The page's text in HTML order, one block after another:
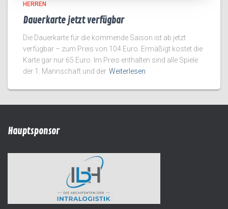
HERREN
Dauerkarte jetzt verfügbar
Die Dauerkarte für die kommende Saison ist ab jetzt
verfügbar – zum Preis von 104 Euro. Ermäßigt kostet die
Karte gar nur 65 Euro. Im Preis enthalten sind alle Spiele
der 1. Mannschaft und der Weiterlesen
Hauptsponsor